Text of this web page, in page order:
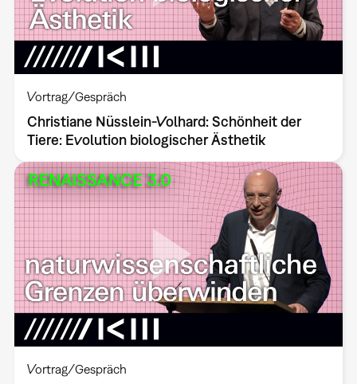
Vortrag/Gespräch
Christiane Nüsslein-Volhard: Schönheit der
Tiere: Evolution biologischer Ästhetik
Vortrag/Gespräch